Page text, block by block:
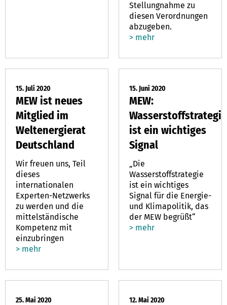
Stellungnahme zu
diesen Verordnungen
abzugeben.
> mehr
15. Juli 2020
MEW ist neues
Mitglied im
Weltenergierat
Deutschland
Wir freuen uns, Teil
dieses
internationalen
Experten-Netzwerks
zu werden und die
mittelständische
Kompetenz mit
einzubringen
> mehr
15. Juni 2020
MEW:
Wasserstoffstrategie
ist ein wichtiges
Signal
„Die
Wasserstoffstrategie
ist ein wichtiges
Signal für die Energie-
und Klimapolitik, das
der MEW begrüßt“
> mehr
25. Mai 2020 12. Mai 2020